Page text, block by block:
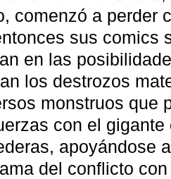
comenzó a perder
sus comics
en las
los destrozos
monstruos que
con el gigante
apoyándose
del conflicto